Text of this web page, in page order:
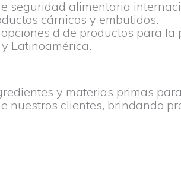
seguridad alimentaria
cárnicos y embutidos.
d de productos para la
Latinoamérica.
y materias primas
nuestros clientes, brindando